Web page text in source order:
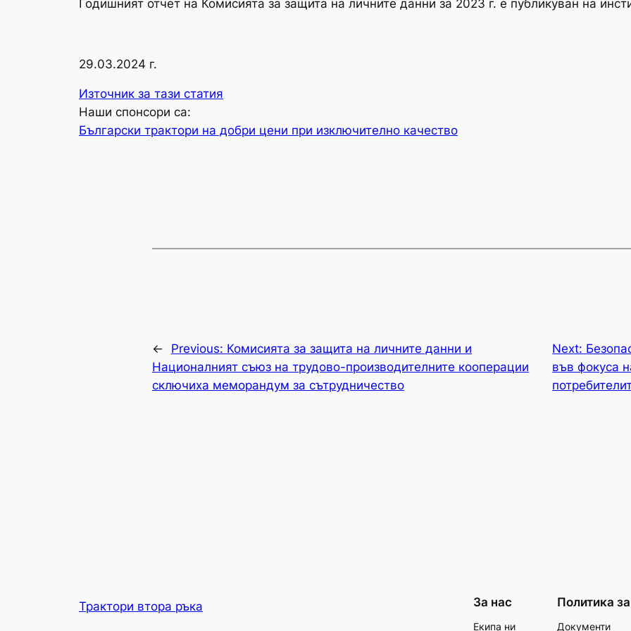
Годишният отчет на Комисията за защита на личните данни за 2023 г. е публикуван на
29.03.2024 г.
Източник за тази статия
Наши спонсори са:
Български трактори на добри цени при изключително качество
← Previous: Комисията за защита на личните данни и
Националният съюз на трудово-производителните кооперации
сключиха меморандум за сътрудничество
Next:
във фокуса
Трактори втора ръка За нас
Екипа ни
Политика
Документи